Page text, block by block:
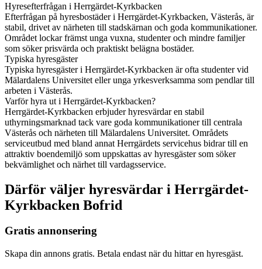
Hyresefterfrågan i Herrgärdet-Kyrkbacken
Efterfrågan på hyresbostäder i Herrgärdet-Kyrkbacken, Västerås, är
stabil, drivet av närheten till stadskärnan och goda kommunikationer.
Området lockar främst unga vuxna, studenter och mindre familjer
som söker prisvärda och praktiskt belägna bostäder.
Typiska hyresgäster
Typiska hyresgäster i Herrgärdet-Kyrkbacken är ofta studenter vid
Mälardalens Universitet eller unga yrkesverksamma som pendlar till
arbeten i Västerås.
Varför hyra ut i Herrgärdet-Kyrkbacken?
Herrgärdet-Kyrkbacken erbjuder hyresvärdar en stabil
uthyrningsmarknad tack vare goda kommunikationer till centrala
Västerås och närheten till Mälardalens Universitet. Områdets
serviceutbud med bland annat Herrgärdets servicehus bidrar till en
attraktiv boendemiljö som uppskattas av hyresgäster som söker
bekvämlighet och närhet till vardagsservice.
Därför väljer hyresvärdar i Herrgärdet-
Kyrkbacken Bofrid
Gratis annonsering
Skapa din annons gratis. Betala endast när du hittar en hyresgäst.